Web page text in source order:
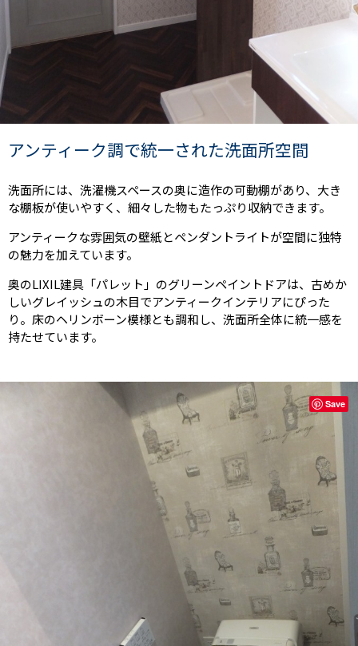
アンティーク調で統一された洗面所空間
洗面所には、洗濯機スペースの奥に造作の可動棚があり、大き
な棚板が使いやすく、細々した物もたっぷり収納できます。
アンティークな雰囲気の壁紙とペンダントライトが空間に独特
の魅力を加えています。
奥のLIXIL建具「パレット」のグリーンペイントドアは、古めか
しいグレイッシュの木目でアンティークインテリアにぴった
り。床のヘリンボーン模様とも調和し、洗面所全体に統一感を
持たせています。
Save